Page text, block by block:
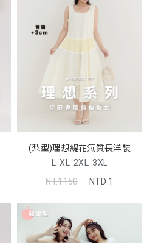
(梨型)理想緹花氣質長洋裝
L XL 2XL 3XL
NT.1150
NTD.1